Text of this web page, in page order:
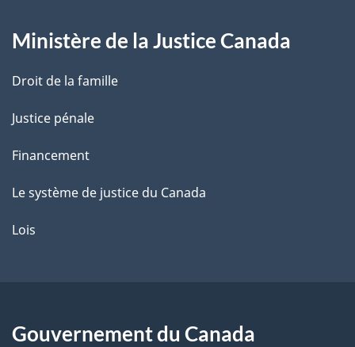
e
Ministère de la Justice Canada
Droit de la famille
Justice pénale
Financement
Le système de justice du Canada
Lois
Gouvernement du Canada